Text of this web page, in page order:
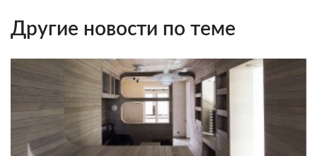
Другие новости по теме